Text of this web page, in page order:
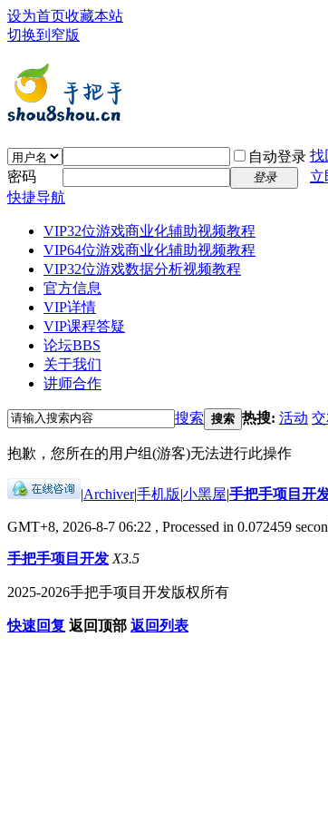
设为首页收藏本站
切换到窄版
自动登录 找
密码
登录
立
快捷导航
VIP32位游戏商业化辅助视频教程
VIP64位游戏商业化辅助视频教程
VIP32位游戏数据分析视频教程
官方信息
VIP详情
VIP课程答疑
论坛BBS
关于我们
讲师合作
搜索 搜索 热搜: 活动
抱歉，您所在的用户组(游客)无法进行此操作
|Archiver|手机版|小黑屋|手把手项目开
GMT+8, 2026-8-7 06:22 , Processed in 0.072459
手把手项目开发 X3.5
2025-2026手把手项目开发版权所有
快速回复 返回顶部 返回列表